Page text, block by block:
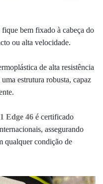
fique bem fixado à cabeça do
ou alta velocidade.
de alta resistência
estrutura robusta, capaz
Edge 46 é certificado
assegurando
qualquer condição de